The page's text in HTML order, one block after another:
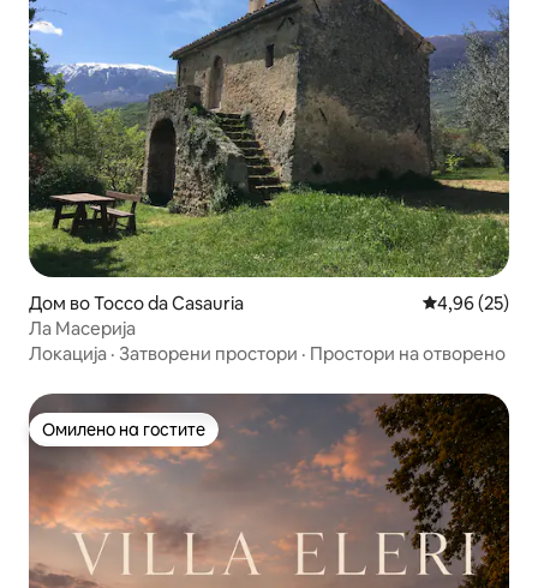
Дом во Tocco da Casauria Просечна
4,96 (25)
Ла Масерија
Локација · Затворени простори · Простори на отворено
Омилено на гостите
Омилено на гостите